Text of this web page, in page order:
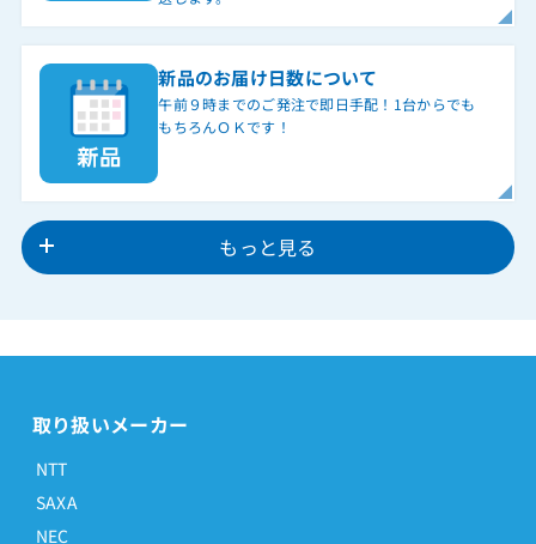
新品のお届け日数について
午前９時までのご発注で即日手配！1台からでも
もちろんＯＫです！
もっと見る
取り扱いメーカー
NTT
SAXA
NEC